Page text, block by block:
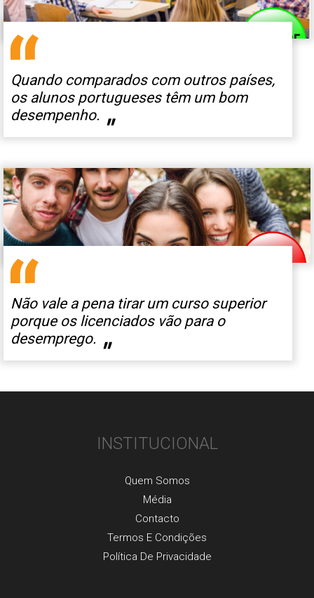
Quando comparados com outros países,
os alunos portugueses têm um bom
desempenho. "
Não vale a pena tirar um curso superior
porque os licenciados vão para o
desemprego. "
INSTITUCIONAL
Quem Somos
Média
Contacto
Termos E Condições
Política De Privacidade